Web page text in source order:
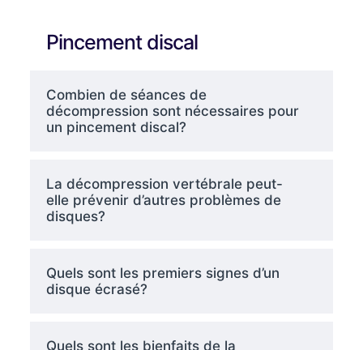
Pincement discal
Combien de séances de
décompression sont nécessaires pour
un pincement discal?
La décompression vertébrale peut-
elle prévenir d’autres problèmes de
disques?
Quels sont les premiers signes d’un
disque écrasé?
Quels sont les bienfaits de la